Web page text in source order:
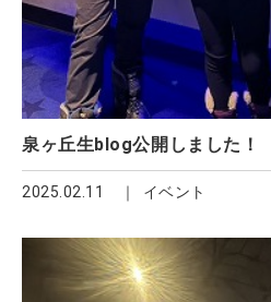
泉ヶ丘生blog公開しました！
2025.02.11 イベント